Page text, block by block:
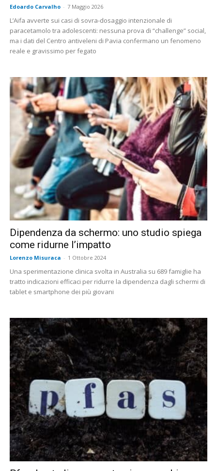
Edoardo Carvalho - 7 Maggio 2026
L’Aifa avverte sui casi di sovra-dosaggio intenzionale di
paracetamolo tra adolescenti: nessuna prova di “challenge” social,
ma i dati del Centro antiveleni di Pavia confermano un fenomeno
reale e gravissimo per fegato
Dipendenza da schermo: uno studio spiega
come ridurne l’impatto
Lorenzo Misuraca - 1 Ottobre 2024
Una sperimentazione clinica svolta in Australia su 689 famiglie ha
tratto indicazioni efficaci per ridurre la dipendenza dagli schermi di
tablet e smartphone dei più giovani